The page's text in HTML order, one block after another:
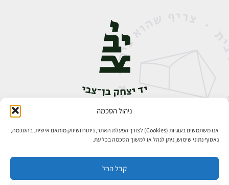
ניהול הסכמה
אנו משתמשים בעוגיות (Cookies) לצורך הפעלת האתר, ניתוח ושיווק מותאם אישית. בהסכמה,
נאסוף נתוני שימוש; ניתן לנהל או למשוך הסכמה בכל עת.
קבל הכל
אבן גבירול 14, רחביה, ירושלים